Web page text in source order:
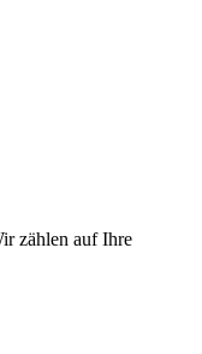
zählen auf Ihre